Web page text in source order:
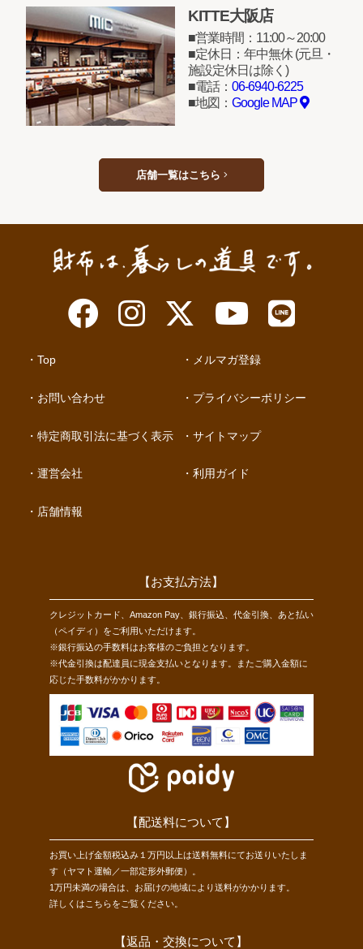
KITTE大阪店
営業時間：11:00～20:00
定休日：年中無休 (元旦・
施設定休日は除く)
電話： 06-6940-6225
地図： Google MAP
店舗一覧はこちら
Top
お問い合わせ
特定商取引法に基づく表示
運営会社
店舗情報
メルマガ登録
プライバシーポリシー
サイトマップ
利用ガイド
【お支払方法】
クレジットカード、Amazon Pay、銀行振込、代金引換、あと払い
（ペイディ）をご利用いただけます。
※銀行振込の手数料はお客様のご負担となります。
※代金引換は配達員に現金支払いとなります。またご購入金額に
応じた手数料がかかります。
【配送料について】
お買い上げ金額税込み１万円以上は送料無料にてお送りいたしま
す（ヤマト運輸／一部定形外郵便）。
1万円未満の場合は、お届けの地域により送料がかかります。
詳しくは こちらをご覧ください。
【返品・交換について】